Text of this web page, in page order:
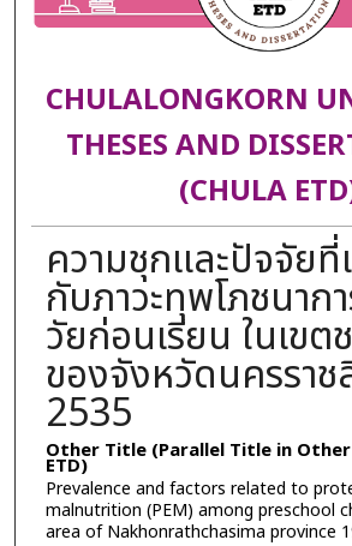
CHULALONGKORN
THESES AND
(CHULA
ความชุกและปัจจัยที่
กับภาวะทุพโภชนาก
วัยก่อนเรียน ในเข
ของจังหวัดนครรา
2535
Other Title (Parallel Title in
ETD)
Prevalence and factors related to
malnutrition (PEM) among preschool
area of Nakhonrathchasima province